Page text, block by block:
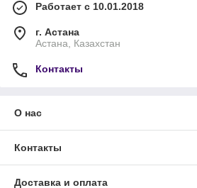
Работает с 10.01.2018
г. Астана
Астана, Казахстан
Контакты
О нас
Контакты
Доставка и оплата